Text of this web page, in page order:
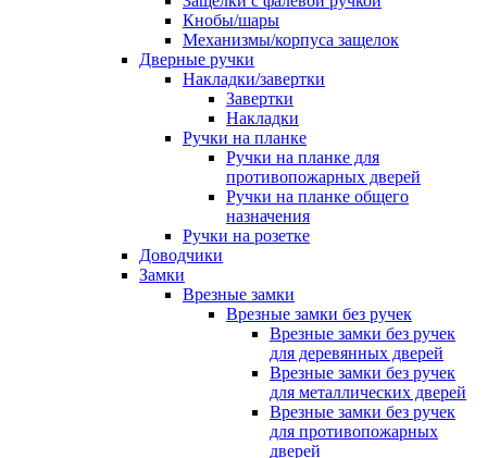
Кнобы/шары
Механизмы/корпуса защелок
Дверные ручки
Накладки/завертки
Завертки
Накладки
Ручки на планке
Ручки на планке для
противопожарных дверей
Ручки на планке общего
назначения
Ручки на розетке
Доводчики
Замки
Врезные замки
Врезные замки без ручек
Врезные замки без ручек
для деревянных дверей
Врезные замки без ручек
для металлических дверей
Врезные замки без ручек
для противопожарных
дверей